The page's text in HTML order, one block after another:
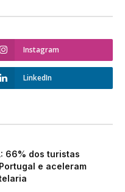
Instagram
LinkedIn
66% dos turistas
e aceleram